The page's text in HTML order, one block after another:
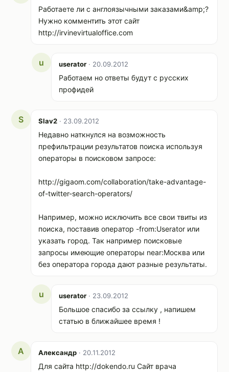
Работаете ли с англоязычными заказами&amp;?
Нужно комментить этот сайт
http://irvinevirtualoffice.com
u userator · 20.09.2012
Работаем но ответы будут с русских
профидей
S Slav2 · 23.09.2012
Недавно наткнулся на возможность
префильтрации результатов поиска используя
операторы в поисковом запросе:
http://gigaom.com/collaboration/take-advantage-
of-twitter-search-operators/
Например, можно исключить все свои твиты из
поиска, поставив оператор -from:Userator или
указать город. Так например поисковые
запросы имеющие операторы near:Москва или
без оператора города дают разные результаты.
u userator · 23.09.2012
Большое спасибо за ссылку , напишем
статью в ближайшее время !
А Александр · 20.11.2012
Для сайта http://dokendo.ru Сайт врача